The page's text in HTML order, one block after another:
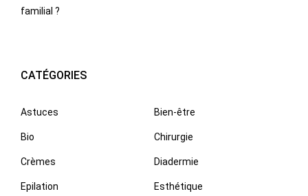
familial ?
CATÉGORIES
Astuces Bien-être
Bio Chirurgie
Crèmes Diadermie
Epilation Esthétique